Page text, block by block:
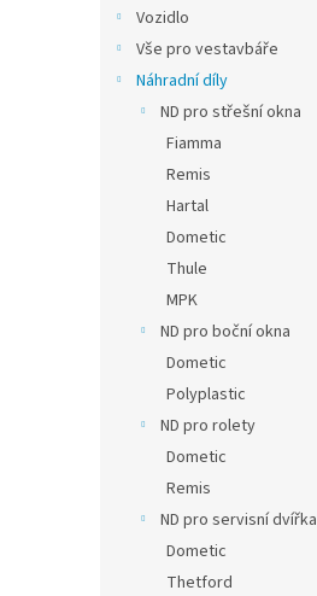
Vozidlo
Vše pro vestavbáře
Náhradní díly
ND pro střešní okna
Fiamma
Remis
Hartal
Dometic
Thule
MPK
ND pro boční okna
Dometic
Polyplastic
ND pro rolety
Dometic
Remis
ND pro servisní dvířka
Dometic
Thetford